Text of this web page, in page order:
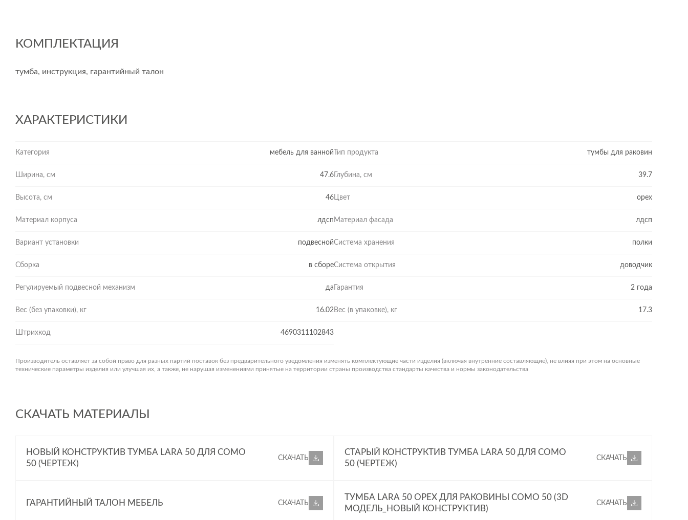
КОМПЛЕКТАЦИЯ
тумба, инструкция, гарантийный талон
ХАРАКТЕРИСТИКИ
Категория мебель для ванной Тип продукта тумбы для раковин
Ширина, см 47.6 Глубина, см 39.7
Высота, см 46Цвет орех
Материал корпуса лдсп Материал фасада лдсп
Вариант установки подвеснойСистема хранения полки
Сборка в сбореСистема открытия доводчик
Регулируемый подвесной механизм да Гарантия 2 года
Вес (без упаковки), кг 16.02Вес (в упаковке), кг 17.3
Штрихкод 4690311102843
Производитель оставляет за собой право для разных партий поставок без предварительного уведомления изменять комплектующие части изделия (включая внутренние составляющие), не влияя при этом на основные
технические параметры изделия или улучшая их, а также, не нарушая изменениями принятые на территории страны производства стандарты качества и нормы законодательства
СКАЧАТЬ МАТЕРИАЛЫ
НОВЫЙ КОНСТРУКТИВ ТУМБА LARA 50 ДЛЯ COMO
50 (ЧЕРТЕЖ)
СКАЧАТЬ
СТАРЫЙ КОНСТРУКТИВ ТУМБА LARA 50 ДЛЯ COMO
50 (ЧЕРТЕЖ)
СКАЧАТЬ
ГАРАНТИЙНЫЙ ТАЛОН МЕБЕЛЬ СКАЧАТЬ
ТУМБА LARA 50 ОРЕХ ДЛЯ РАКОВИНЫ COMO 50 (3D
МОДЕЛЬ_НОВЫЙ КОНСТРУКТИВ)
СКАЧАТЬ